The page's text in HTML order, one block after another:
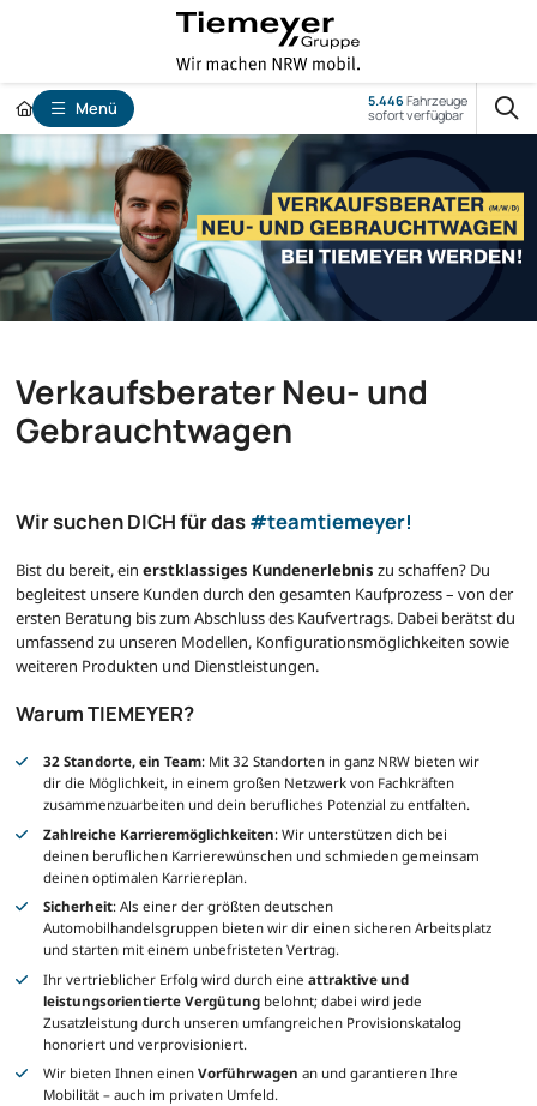
Menü 5.446Fahrzeuge
sofort verfügbar
Verkaufsberater Neu- und
Gebrauchtwagen
Wir suchen DICH für das#teamtiemeyer!
Bist du bereit, ein erstklassiges Kundenerlebnis zu schaffen? Du
begleitest unsere Kunden durch den gesamten Kaufprozess – von der
ersten Beratung bis zum Abschluss des Kaufvertrags. Dabei berätst du
umfassend zu unseren Modellen, Konfigurationsmöglichkeiten sowie
weiteren Produkten und Dienstleistungen.
Warum TIEMEYER?
32 Standorte, ein Team: Mit 32 Standorten in ganz NRW bieten wir
dir die Möglichkeit, in einem großen Netzwerk von Fachkräften
zusammenzuarbeiten und dein berufliches Potenzial zu entfalten.
Zahlreiche Karrieremöglichkeiten: Wir unterstützen dich bei
deinen beruflichen Karrierewünschen und schmieden gemeinsam
deinen optimalen Karriereplan.
Sicherheit: Als einer der größten deutschen
Automobilhandelsgruppen bieten wir dir einen sicheren Arbeitsplatz
und starten mit einem unbefristeten Vertrag.
Ihr vertrieblicher Erfolg wird durch eineattraktive und
leistungsorientierte Vergütung belohnt; dabei wird jede
Zusatzleistung durch unseren umfangreichen Provisionskatalog
honoriert und verprovisioniert.
Wir bieten Ihnen einenVorführwagen an und garantieren Ihre
Mobilität – auch im privaten Umfeld.